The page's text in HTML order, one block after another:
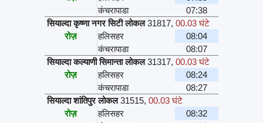
कंचरापाडा
07:38
सियाल्दा कृष्णा नगर सिटी लोकल 31817, 00.03 घंटे
रोज़
हलिसहर
08:04
कंचरापाडा
08:07
सियाल्दा कल्याणी सिमान्ता लोकल 31317, 00.03 घंटे
रोज़
हलिसहर
08:24
कंचरापाडा
08:27
सियाल्दा शांतिपुर लोकल 31515, 00.03 घंटे
रोज़
हलिसहर
08:32